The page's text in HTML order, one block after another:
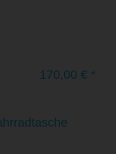
170,00 € *